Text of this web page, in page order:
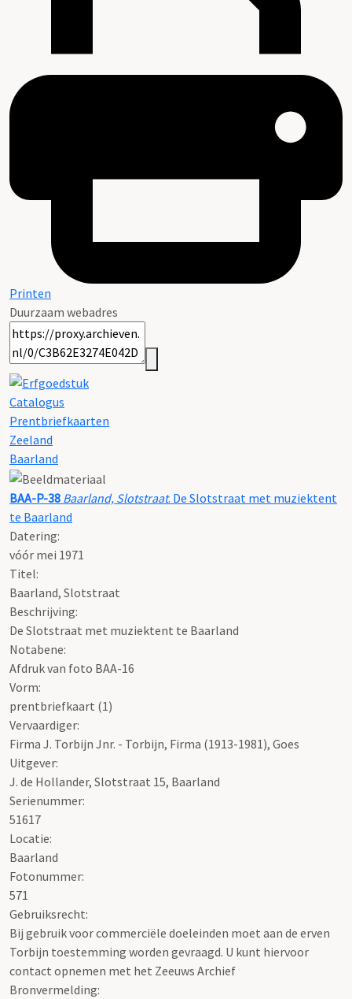
Printen
Duurzaam webadres
Catalogus
Prentbriefkaarten
Zeeland
Baarland
BAA-P-38 Baarland, Slotstraat. De Slotstraat met muziektent
te Baarland
Datering:
vóór mei 1971
Titel:
Baarland, Slotstraat
Beschrijving:
De Slotstraat met muziektent te Baarland
Notabene:
Afdruk van foto BAA-16
Vorm:
prentbriefkaart (1)
Vervaardiger:
Firma J. Torbijn Jnr. - Torbijn, Firma (1913-1981), Goes
Uitgever:
J. de Hollander, Slotstraat 15, Baarland
Serienummer:
51617
Locatie:
Baarland
Fotonummer:
571
Gebruiksrecht:
Bij gebruik voor commerciële doeleinden moet aan de erven
Torbijn toestemming worden gevraagd. U kunt hiervoor
contact opnemen met het Zeeuws Archief
Bronvermelding: